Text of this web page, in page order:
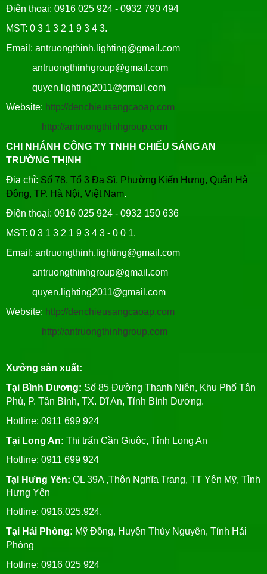
Điện thoại: 0916 025 924 - 0932 790 494
MST: 0 3 1 3 2 1 9 3 4 3.
Email: antruongthinh.lighting@gmail.com
antruongthinhgroup@gmail.com
quyen.lighting2011@gmail.com
Website: http://denchieusangcaoap.com
http://antruongthinhgroup.com
CHI NHÁNH CÔNG TY TNHH CHIẾU SÁNG AN
TRƯỜNG THỊNH
Địa chỉ: Số 78, Tổ 3 Đa Sĩ, Phường Kiến Hưng, Quận Hà
Đông, TP. Hà Nội, Việt Nam.
Điện thoại: 0916 025 924 - 0932 150 636
MST: 0 3 1 3 2 1 9 3 4 3 - 0 0 1.
Email: antruongthinh.lighting@gmail.com
antruongthinhgroup@gmail.com
quyen.lighting2011@gmail.com
Website: http://denchieusangcaoap.com
http://antruongthinhgroup.com
Xưởng sản xuất:
Tại Bình Dương: Số 85 Đường Thanh Niên, Khu Phố Tân
Phú, P. Tân Bình, TX. Dĩ An, Tỉnh Bình Dương.
Hotline: 0911 699 924
Tại Long An: Thị trấn Cần Giuộc, Tỉnh Long An
Hotline: 0911 699 924
Tại Hưng Yên: QL 39A ,Thôn Nghĩa Trang, TT Yên Mỹ, Tỉnh
Hưng Yên
Hotline: 0916.025.924.
Tại Hải Phòng: Mỹ Đồng, Huyện Thủy Nguyên, Tỉnh Hải
Phòng
Hotline: 0916 025 924